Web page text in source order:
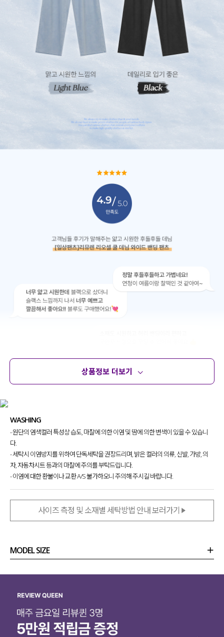
상품정보 더보기
WASHING
- 원단의 염색컬러 특성상 습도, 마찰에 의한 이염 및 땀에 의한 변색이 있을 수 있습니
다.
- 세탁시 이염방지를 위하여 단독세탁을 권장드리며, 밝은 컬러의 의류, 신발, 가방, 의
자, 자동차시트 등과의 마찰에 주의를 부탁드립니다.
- 이염에 대한 환불이나 교환 A/S 불가하오니 주의해 주시길 바랍니다.
사이즈 측정 및 소재별 세탁방법 안내 보러가기
MODEL SIZE